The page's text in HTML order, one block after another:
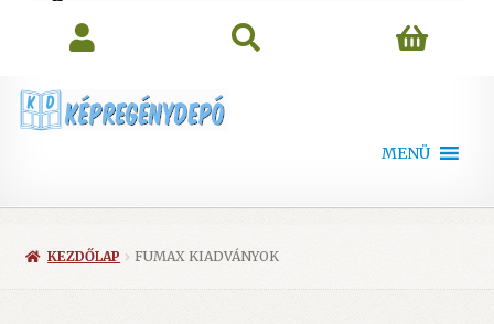
MENÜ
KEZDŐLAP FUMAX KIADVÁNYOK